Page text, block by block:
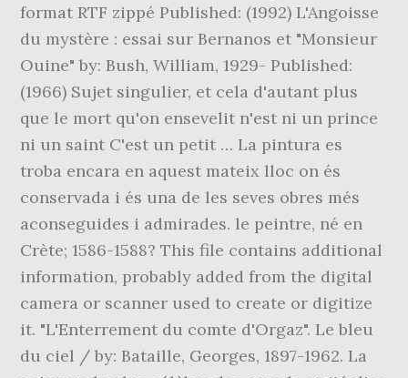
format RTF zippé Published: (1992) L'Angoisse
du mystère : essai sur Bernanos et "Monsieur
Ouine" by: Bush, William, 1929- Published:
(1966) Sujet singulier, et cela d'autant plus
que le mort qu'on ensevelit n'est ni un prince
ni un saint C'est un petit … La pintura es
troba encara en aquest mateix lloc on és
conservada i és una de les seves obres més
aconseguides i admirades. le peintre, né en
Crète; 1586-1588? This file contains additional
information, probably added from the digital
camera or scanner used to create or digitize
it. "L'Enterrement du comte d'Orgaz". Le bleu
du ciel / by: Bataille, Georges, 1897-1962. La